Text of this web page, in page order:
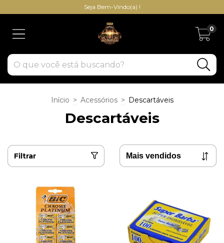
Seja Bem-Vindo(a) !
0
Início > Acessórios > Descartáveis
Descartáveis
Filtrar